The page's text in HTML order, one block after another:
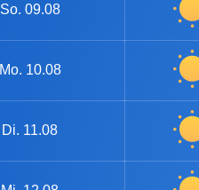
So. 09.08
Mo. 10.08
Di. 11.08